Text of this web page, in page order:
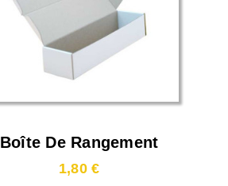
Boîte De Rangement
1000 Cartes
1,80 €